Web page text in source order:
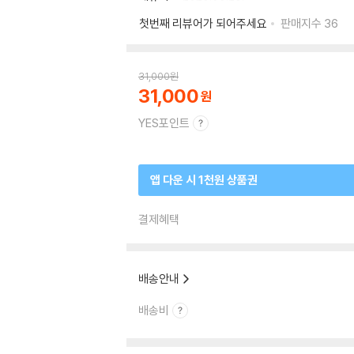
첫번째 리뷰어가 되어주세요
판매지수 36
31,000원
31,000
YES포인트
앱 다운 시 1천원 상품권
결제혜택
배송안내
배송비